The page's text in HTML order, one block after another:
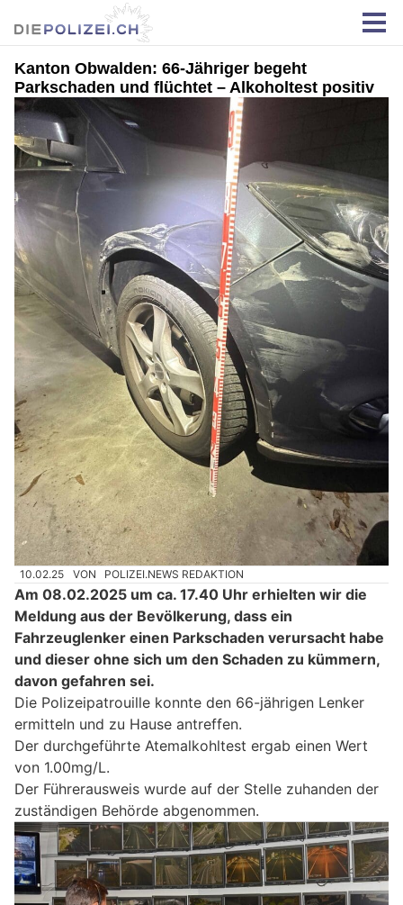
Kanton Obwalden: 66-Jähriger begeht
Parkschaden und flüchtet – Alkoholtest positiv
10.02.25 VON POLIZEI.NEWS REDAKTION
Am 08.02.2025 um ca. 17.40 Uhr erhielten wir die
Meldung aus der Bevölkerung, dass ein
Fahrzeuglenker einen Parkschaden verursacht habe
und dieser ohne sich um den Schaden zu kümmern,
davon gefahren sei.
Die Polizeipatrouille konnte den 66-jährigen Lenker
ermitteln und zu Hause antreffen.
Der durchgeführte Atemalkohltest ergab einen Wert
von 1.00mg/L.
Der Führerausweis wurde auf der Stelle zuhanden der
zuständigen Behörde abgenommen.